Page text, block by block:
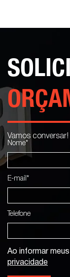
Vamos conversar!
Nome*
E-mail*
Telefone
Ao informar
privacidade